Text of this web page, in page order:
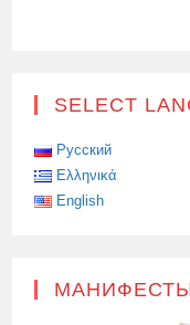
SELECT
Русский
Ελληνικά
English